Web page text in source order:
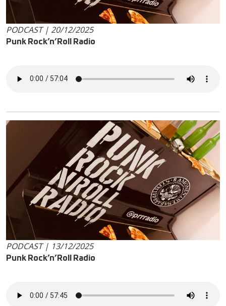
PODCAST | 20/12/2025
Punk Rock’n’Roll Radio
PODCAST | 13/12/2025
Punk Rock’n’Roll Radio